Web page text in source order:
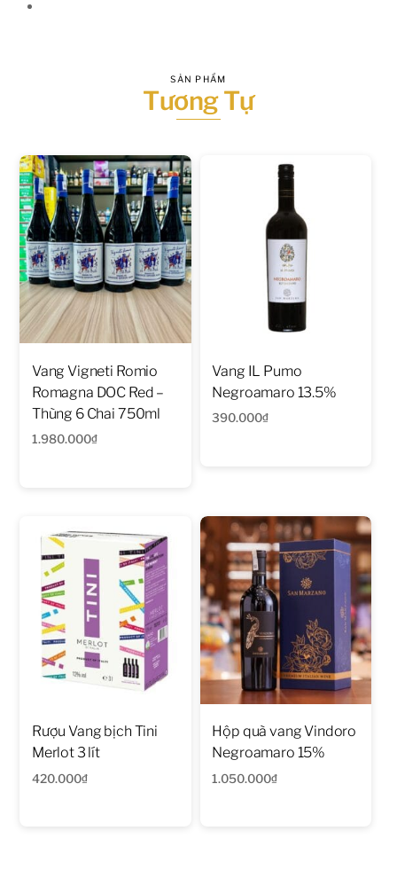
SẢN PHẨM
Tương Tự
Vang Vigneti Romio
Romagna DOC Red –
Thùng 6 Chai 750ml
1.980.000₫
Vang IL Pumo
Negroamaro 13.5%
390.000₫
Rượu Vang bịch Tini
Merlot 3 lít
420.000₫
Hộp quà vang Vindoro
Negroamaro 15%
1.050.000₫